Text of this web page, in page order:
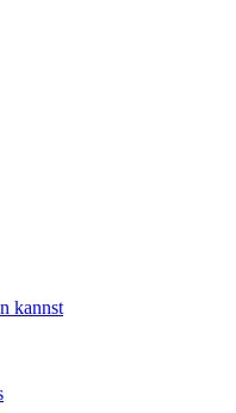
kannst